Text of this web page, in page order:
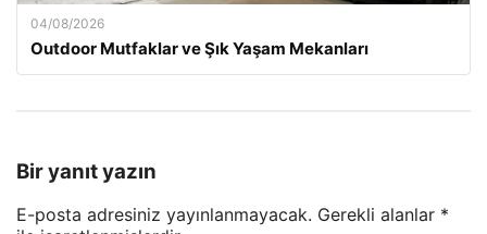
04/08/2026
Outdoor Mutfaklar ve Şık Yaşam Mekanları
Bir yanıt yazın
E-posta adresiniz yayınlanmayacak. Gerekli alanlar *